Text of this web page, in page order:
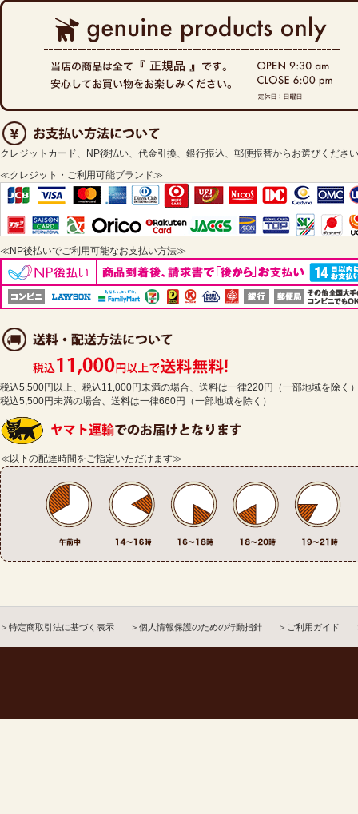
クレジットカード、NP後払い、代金引換、銀行振込、郵便振替からお選びくださ
≪クレジット・ご利用可能ブランド≫
≪NP後払いでご利用可能なお支払い方法≫
税込5,500円以上、税込11,000円未満の場合、送料は一律220円（一部地域を除く
税込5,500円未満の場合、送料は一律660円（一部地域を除く）
≪以下の配達時間をご指定いただけます≫
＞特定商取引法に基づく表示 ＞個人情報保護のための行動指針 ＞ご利用ガイド